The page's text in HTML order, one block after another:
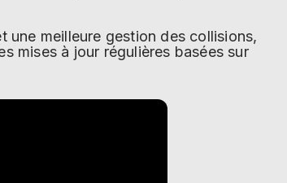
une meilleure gestion des collisions,
mises à jour régulières basées sur